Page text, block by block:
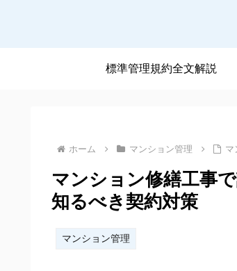
標準管理規約全文解説
ホーム マンション管理 マ
マンション修繕工事
知るべき契約対策
マンション管理